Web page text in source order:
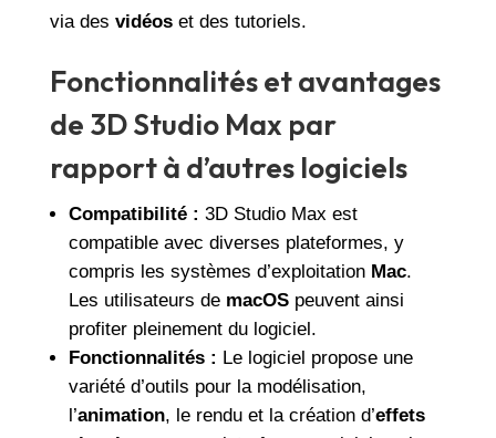
via des vidéoset des tutoriels.
Fonctionnalités et avantages
de 3D Studio Max par
rapport à d’autres logiciels
Compatibilité : 3D Studio Max est
compatible avec diverses plateformes, y
compris les systèmes d’exploitation Mac.
Les utilisateurs de macOSpeuvent ainsi
profiter pleinement du logiciel.
Fonctionnalités : Le logiciel propose une
variété d’outils pour la modélisation,
l’animation, le rendu et la création d’effets